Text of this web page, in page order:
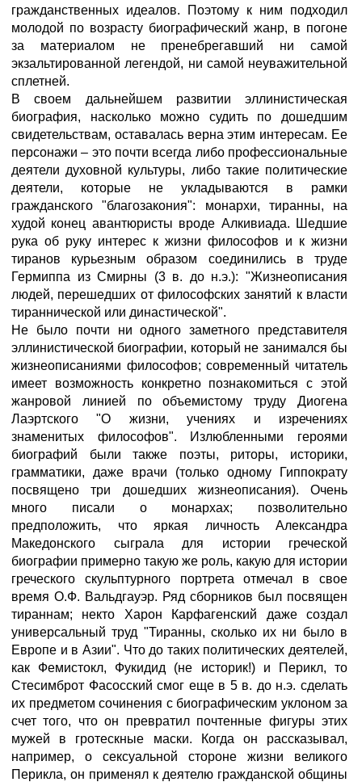
гражданственных идеалов. Поэтому к ним подходил
молодой по возрасту биографический жанр, в погоне
за материалом не пренебрегавший ни самой
экзальтированной легендой, ни самой неуважительной
сплетней.
В своем дальнейшем развитии эллинистическая
биография, насколько можно судить по дошедшим
свидетельствам, оставалась верна этим интересам. Ее
персонажи – это почти всегда либо профессиональные
деятели духовной культуры, либо такие политические
деятели, которые не укладываются в рамки
гражданского "благозакония": монархи, тиранны, на
худой конец авантюристы вроде Алкивиада. Шедшие
рука об руку интерес к жизни философов и к жизни
тиранов курьезным образом соединились в труде
Гермиппа из Смирны (3 в. до н.э.): "Жизнеописания
людей, перешедших от философских занятий к власти
тираннической или династической".
Не было почти ни одного заметного представителя
эллинистической биографии, который не занимался бы
жизнеописаниями философов; современный читатель
имеет возможность конкретно познакомиться с этой
жанровой линией по объемистому труду Диогена
Лаэртского "О жизни, учениях и изречениях
знаменитых философов". Излюбленными героями
биографий были также поэты, риторы, историки,
грамматики, даже врачи (только одному Гиппократу
посвящено три дошедших жизнеописания). Очень
много писали о монархах; позволительно
предположить, что яркая личность Александра
Македонского сыграла для истории греческой
биографии примерно такую же роль, какую для истории
греческого скульптурного портрета отмечал в свое
время О.Ф. Вальдгауэр. Ряд сборников был посвящен
тираннам; некто Харон Карфагенский даже создал
универсальный труд "Тиранны, сколько их ни было в
Европе и в Азии". Что до таких политических деятелей,
как Фемистокл, Фукидид (не историк!) и Перикл, то
Стесимброт Фасосский смог еще в 5 в. до н.э. сделать
их предметом сочинения с биографическим уклоном за
счет того, что он превратил почтенные фигуры этих
мужей в гротескные маски. Когда он рассказывал,
например, о сексуальной стороне жизни великого
Перикла, он применял к деятелю гражданской общины